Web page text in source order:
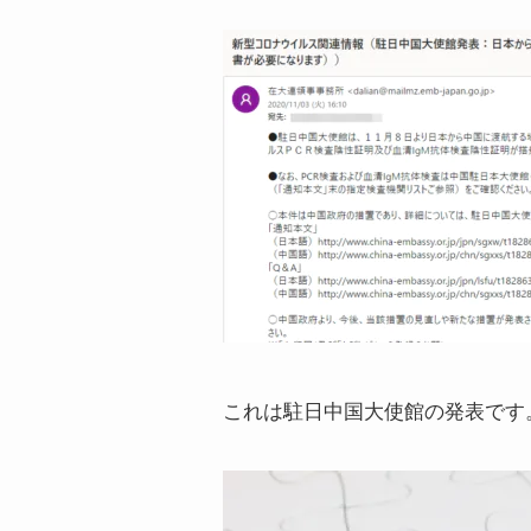
これは駐日中国大使館の発表です